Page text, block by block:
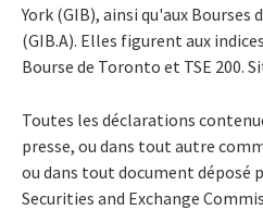
York (GIB), ainsi qu'aux
(GIB.A). Elles figurent aux
Bourse de Toronto et TSE 200.
Toutes les déclarations
presse, ou dans tout autre
ou dans tout document déposé
Securities and Exchange